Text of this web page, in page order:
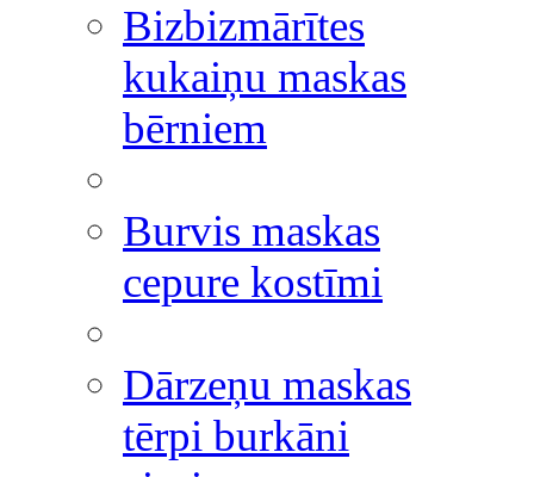
Bizbizmārītes
kukaiņu maskas
bērniem
Burvis maskas
cepure kostīmi
Dārzeņu maskas
tērpi burkāni